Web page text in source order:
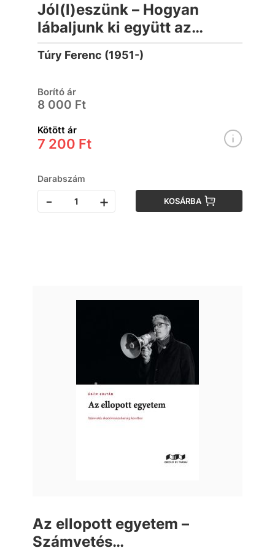
Jól(l)eszünk – Hogyan
lábaljunk ki együtt az
evészavarokból?
Túry Ferenc (1951-)
Borító ár
8 000 Ft
Kötött ár
7 200 Ft
Darabszám
- + KOSÁRBA
Az ellopott egyetem –
Számvetés